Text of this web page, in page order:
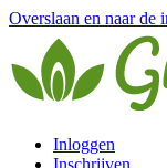
Overslaan en naar de
Inloggen
Inschrijven